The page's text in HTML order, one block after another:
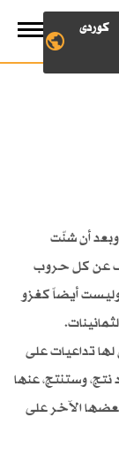
کوردی
أن شنّت
عن كل حروب
أيضاً كغزو
تداعيات على
نتج، وستنتج، عنها
الآخر على